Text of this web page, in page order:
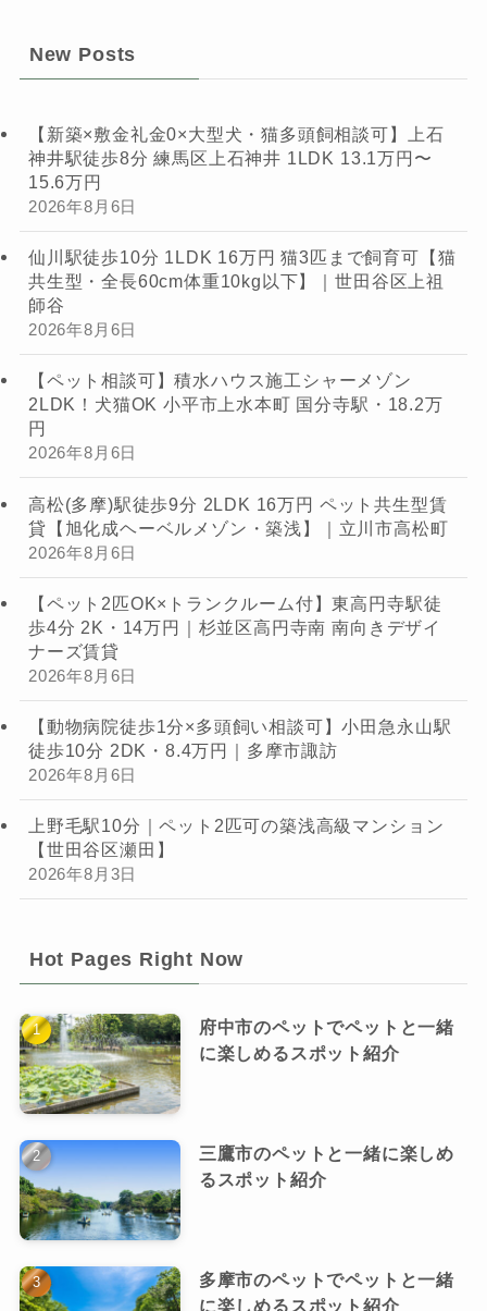
New Posts
【新築×敷金礼金0×大型犬・猫多頭飼相談可】上石
神井駅徒歩8分 練馬区上石神井 1LDK 13.1万円〜
15.6万円
2026年8月6日
仙川駅徒歩10分 1LDK 16万円 猫3匹まで飼育可【猫
共生型・全長60cm体重10kg以下】｜世田谷区上祖
師谷
2026年8月6日
【ペット相談可】積水ハウス施工シャーメゾン
2LDK！犬猫OK 小平市上水本町 国分寺駅・18.2万
円
2026年8月6日
高松(多摩)駅徒歩9分 2LDK 16万円 ペット共生型賃
貸【旭化成ヘーベルメゾン・築浅】｜立川市高松町
2026年8月6日
【ペット2匹OK×トランクルーム付】東高円寺駅徒
歩4分 2K・14万円｜杉並区高円寺南 南向きデザイ
ナーズ賃貸
2026年8月6日
【動物病院徒歩1分×多頭飼い相談可】小田急永山駅
徒歩10分 2DK・8.4万円｜多摩市諏訪
2026年8月6日
上野毛駅10分｜ペット2匹可の築浅高級マンション
【世田谷区瀬田】
2026年8月3日
Hot Pages Right Now
府中市のペットでペットと一緒
に楽しめるスポット紹介
三鷹市のペットと一緒に楽しめ
るスポット紹介
多摩市のペットでペットと一緒
に楽しめるスポット紹介